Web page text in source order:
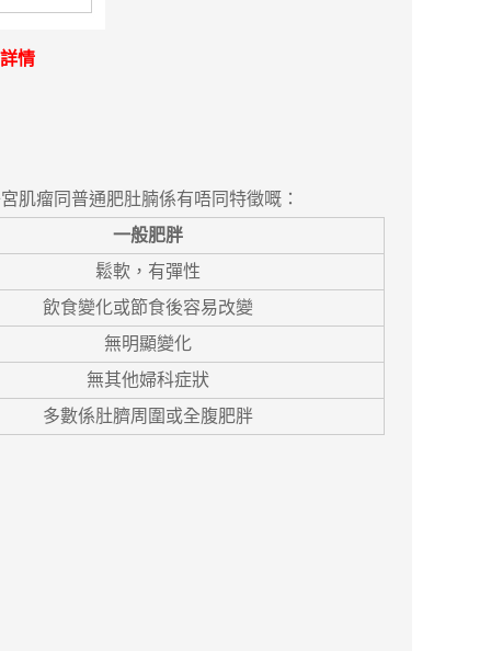
情
瘤同普通肥肚腩係有唔同特徵嘅：
一般肥胖
鬆軟，有彈性
飲食變化或節食後容易改變
無明顯變化
無其他婦科症狀
多數係肚臍周圍或全腹肥胖